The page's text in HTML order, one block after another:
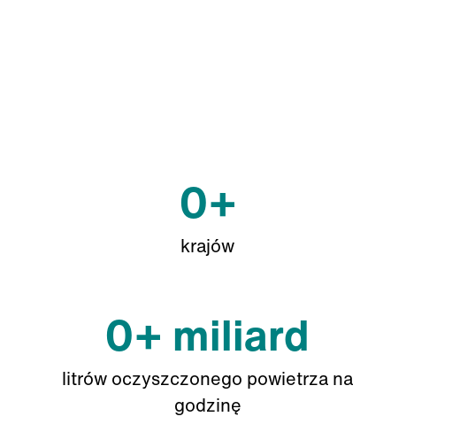
0+
krajów
0+ miliard
litrów oczyszczonego powietrza na
godzinę